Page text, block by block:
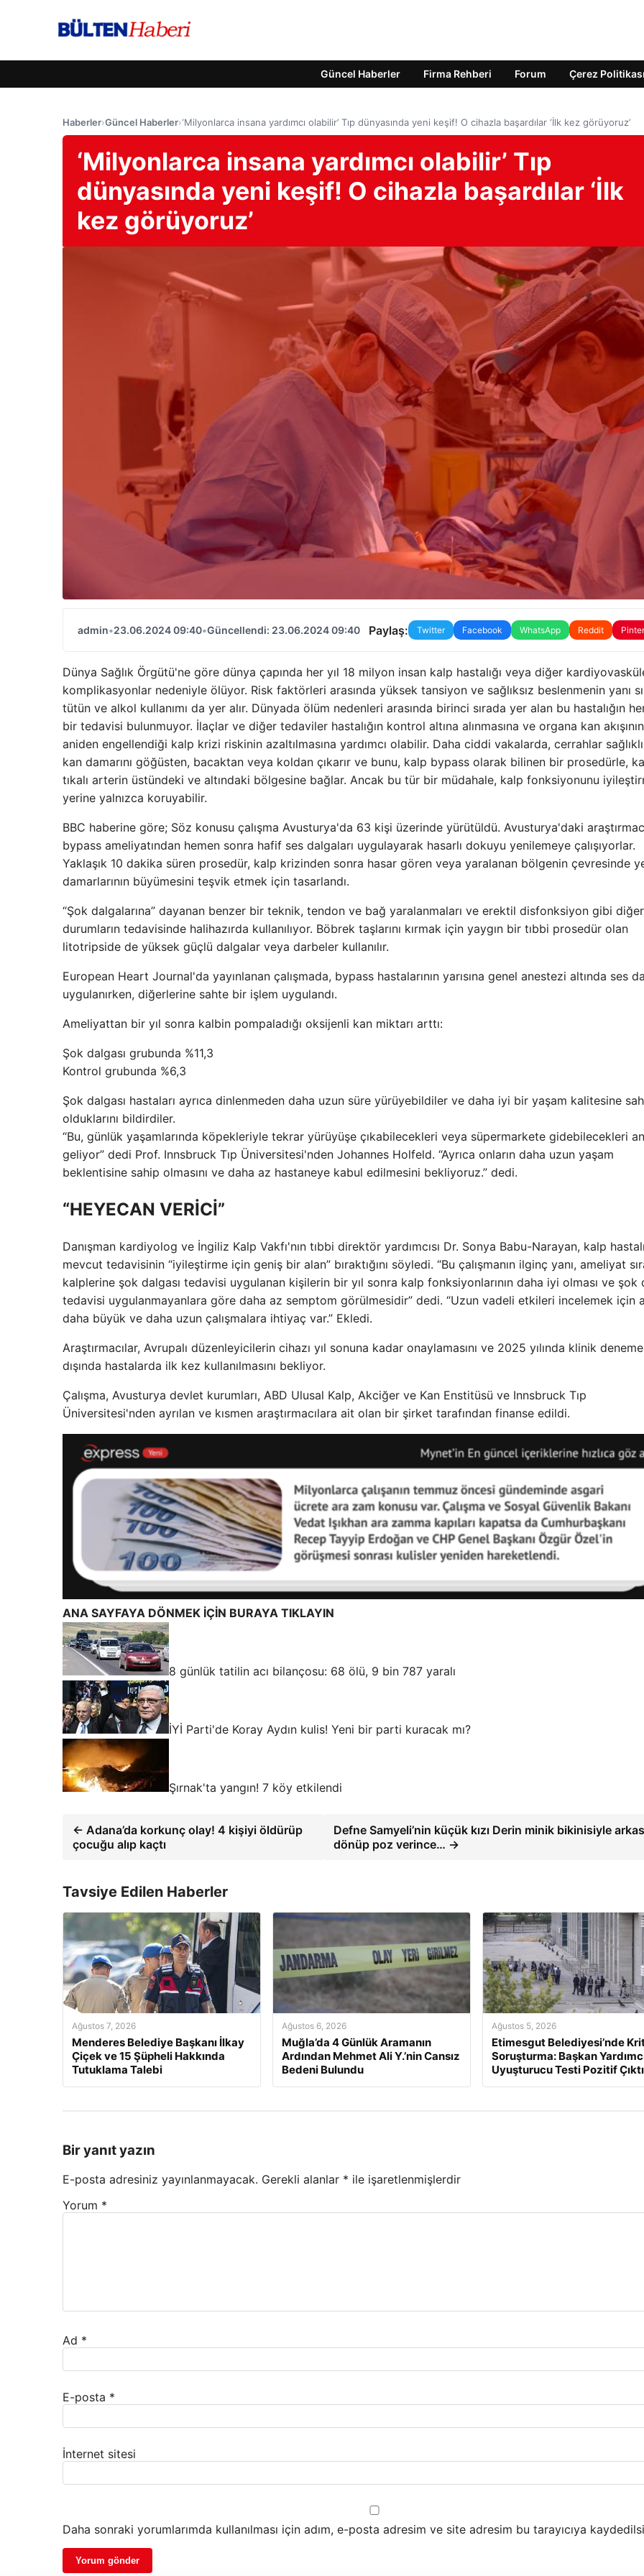
Güncel Haberler Firma Rehberi Forum Çerez
Haberler›Güncel Haberler›‘Milyonlarca insana yardımcı olabilir’ Tıp dünyasında yeni keşif! O cihazla başardılar ‘İlk kez görüyoruz’
‘Milyonlarca insana yardımcı olabilir’ Tıp
dünyasında yeni keşif! O cihazla başardılar ‘İlk
kez görüyoruz’
admin•23.06.2024 09:40•Güncellendi: 23.06.2024 09:40 Paylaş: Twitter Facebook WhatsApp Reddit
Dünya Sağlık Örgütü'ne göre dünya çapında her yıl 18 milyon insan kalp hastalığı veya diğer
komplikasyonlar nedeniyle ölüyor. Risk faktörleri arasında yüksek tansiyon ve sağlıksız beslenmenin yanı
tütün ve alkol kullanımı da yer alır. Dünyada ölüm nedenleri arasında birinci sırada yer alan bu hastalığın
bir tedavisi bulunmuyor. İlaçlar ve diğer tedaviler hastalığın kontrol altına alınmasına ve organa kan akışının
aniden engellendiği kalp krizi riskinin azaltılmasına yardımcı olabilir. Daha ciddi vakalarda, cerrahlar
kan damarını göğüsten, bacaktan veya koldan çıkarır ve bunu, kalp bypass olarak bilinen bir prosedürle,
tıkalı arterin üstündeki ve altındaki bölgesine bağlar. Ancak bu tür bir müdahale, kalp fonksiyonunu
yerine yalnızca koruyabilir.
BBC haberine göre; Söz konusu çalışma Avusturya'da 63 kişi üzerinde yürütüldü. Avusturya'daki
bypass ameliyatından hemen sonra hafif ses dalgaları uygulayarak hasarlı dokuyu yenilemeye çalışıyorlar.
Yaklaşık 10 dakika süren prosedür, kalp krizinden sonra hasar gören veya yaralanan bölgenin çevresinde
damarlarının büyümesini teşvik etmek için tasarlandı.
“Şok dalgalarına” dayanan benzer bir teknik, tendon ve bağ yaralanmaları ve erektil disfonksiyon gibi diğer
durumların tedavisinde halihazırda kullanılıyor. Böbrek taşlarını kırmak için yaygın bir tıbbi prosedür olan
litotripside de yüksek güçlü dalgalar veya darbeler kullanılır.
European Heart Journal'da yayınlanan çalışmada, bypass hastalarının yarısına genel anestezi altında ses
uygulanırken, diğerlerine sahte bir işlem uygulandı.
Ameliyattan bir yıl sonra kalbin pompaladığı oksijenli kan miktarı arttı:
Şok dalgası grubunda %11,3
Kontrol grubunda %6,3
Şok dalgası hastaları ayrıca dinlenmeden daha uzun süre yürüyebildiler ve daha iyi bir yaşam kalitesine
olduklarını bildirdiler.
“Bu, günlük yaşamlarında köpekleriyle tekrar yürüyüşe çıkabilecekleri veya süpermarkete gidebilecekleri
geliyor” dedi Prof. Innsbruck Tıp Üniversitesi'nden Johannes Holfeld. “Ayrıca onların daha uzun yaşam
beklentisine sahip olmasını ve daha az hastaneye kabul edilmesini bekliyoruz.” dedi.
“HEYECAN VERİCİ”
Danışman kardiyolog ve İngiliz Kalp Vakfı'nın tıbbi direktör yardımcısı Dr. Sonya Babu-Narayan, kalp
mevcut tedavisinin “iyileştirme için geniş bir alan” bıraktığını söyledi. “Bu çalışmanın ilginç yanı, ameliyat
kalplerine şok dalgası tedavisi uygulanan kişilerin bir yıl sonra kalp fonksiyonlarının daha iyi olması ve şok
tedavisi uygulanmayanlara göre daha az semptom görülmesidir” dedi. “Uzun vadeli etkileri incelemek için
daha büyük ve daha uzun çalışmalara ihtiyaç var.” Ekledi.
Araştırmacılar, Avrupalı ​​düzenleyicilerin cihazı yıl sonuna kadar onaylamasını ve 2025 yılında klinik
dışında hastalarda ilk kez kullanılmasını bekliyor.
Çalışma, Avusturya devlet kurumları, ABD Ulusal Kalp, Akciğer ve Kan Enstitüsü ve Innsbruck Tıp
Üniversitesi'nden ayrılan ve kısmen araştırmacılara ait olan bir şirket tarafından finanse edildi.
ANA SAYFAYA DÖNMEK İÇİN BURAYA TIKLAYIN
8 günlük tatilin acı bilançosu: 68 ölü, 9 bin 787 yaralı
İYİ Parti'de Koray Aydın kulis! Yeni bir parti kuracak mı?
Şırnak'ta yangın! 7 köy etkilendi
← Adana’da korkunç olay! 4 kişiyi öldürüp
çocuğu alıp kaçtı
Defne Samyeli’nin küçük kızı Derin minik bikinisiyle
dönüp poz verince… →
Tavsiye Edilen Haberler
Ağustos 7, 2026
Menderes Belediye Başkanı İlkay
Çiçek ve 15 Şüpheli Hakkında
Tutuklama Talebi
Ağustos 6, 2026
Muğla’da 4 Günlük Aramanın
Ardından Mehmet Ali Y.’nin Cansız
Bedeni Bulundu
Ağustos 5, 2026
Etimesgut Belediyesi’nde
Soruşturma: Başkan
Uyuşturucu Testi Pozitif Çıktı
Bir yanıt yazın
E-posta adresiniz yayınlanmayacak. Gerekli alanlar * ile işaretlenmişlerdir
Yorum *
Ad *
E-posta *
İnternet sitesi
Daha sonraki yorumlarımda kullanılması için adım, e-posta adresim ve site adresim bu tarayıcıya